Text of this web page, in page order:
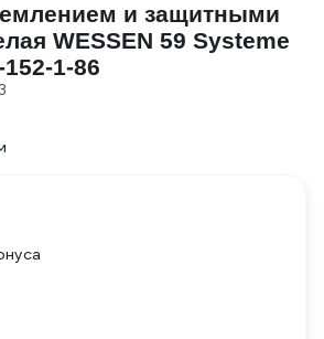
и защитными
WESSEN 59 Systeme
1-86